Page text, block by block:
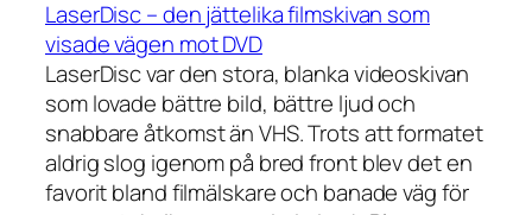
LaserDisc – den jättelika filmskivan som
visade vägen mot DVD
LaserDisc var den stora, blanka videoskivan
som lovade bättre bild, bättre ljud och
snabbare åtkomst än VHS. Trots att formatet
aldrig slog igenom på bred front blev det en
favorit bland filmälskare och banade väg för